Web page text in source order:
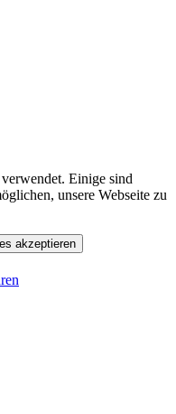
Einige sind
unsere Webseite zu
akzeptieren